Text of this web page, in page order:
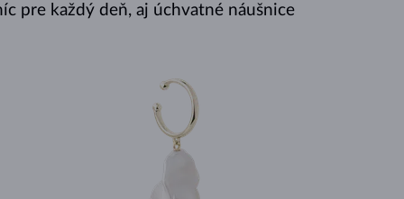
pre každý deň, aj úchvatné náušnice